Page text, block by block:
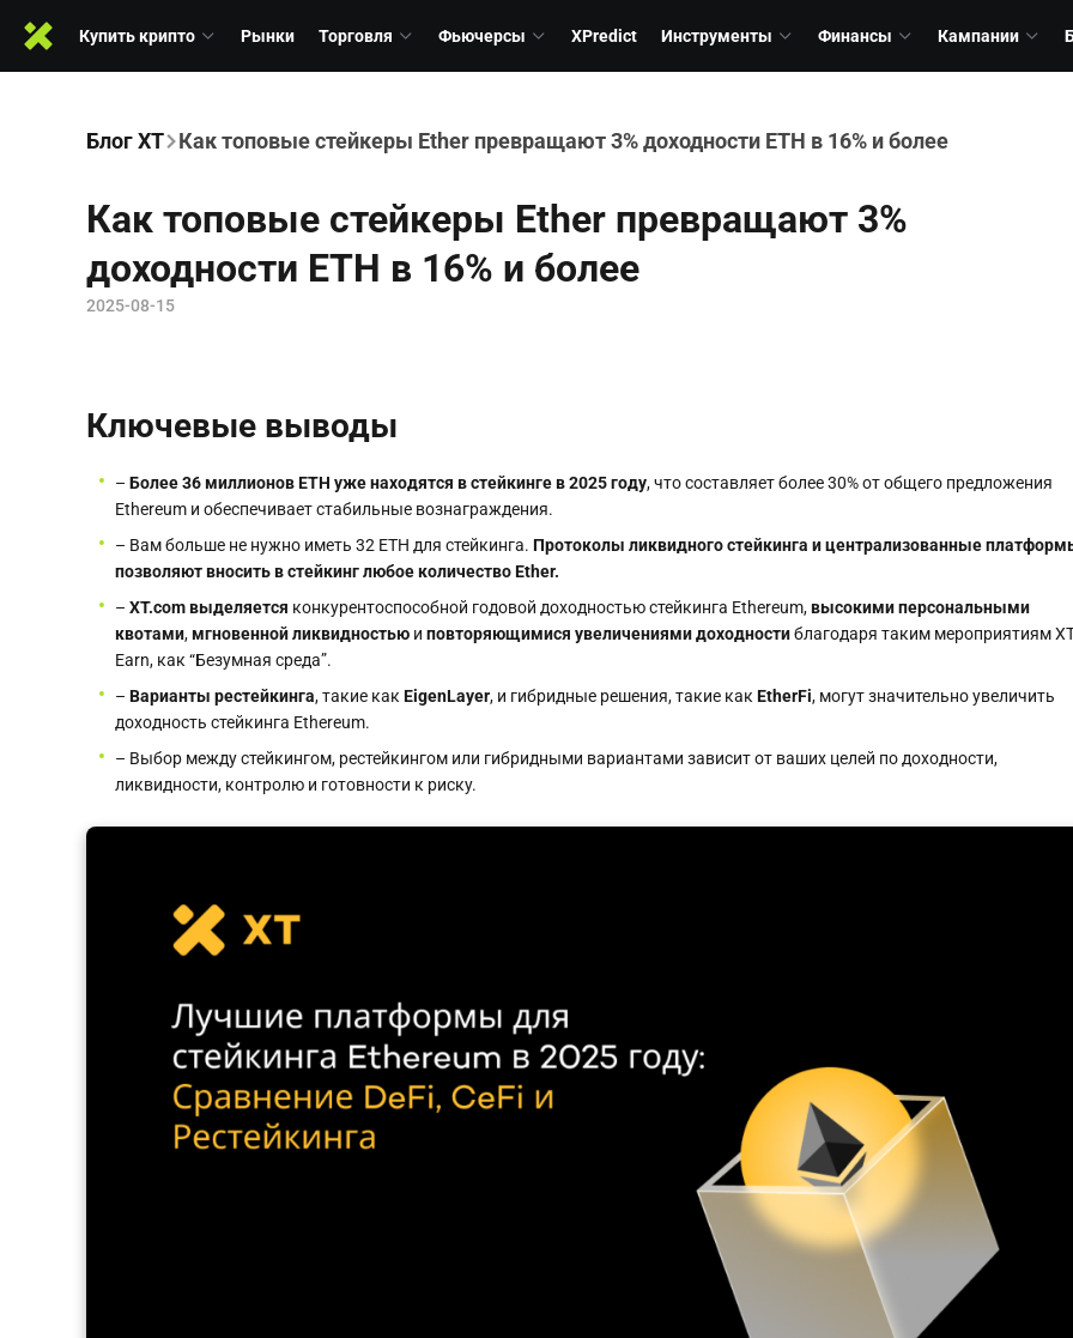
Купить крипто Рынки Торговля Фьючерсы XPredict Инструменты Финансы Кампании
Блог XT Как топовые стейкеры Ether превращают 3% доходности ETH в 16% и более
Как топовые стейкеры Ether превращают 3%
доходности ETH в 16% и более
2025-08-15
Ключевые выводы
– Более 36 миллионов ETH уже находятся в стейкинге в 2025 году, что составляет более 30% от общего предложения
Ethereum и обеспечивает стабильные вознаграждения.
– Вам больше не нужно иметь 32 ETH для стейкинга. Протоколы ликвидного стейкинга и централизованные
позволяют вносить в стейкинг любое количество Ether.
– XT.comвыделяется конкурентоспособной годовой доходностью стейкинга Ethereum,высокими персональными
квотами,мгновенной ликвидностью и повторяющимися увеличениями доходностиблагодаря таким мероприятиям
Earn, как “Безумная среда”.
– Варианты рестейкинга, такие как EigenLayer, и гибридные решения, такие как EtherFi, могут значительно увеличить
доходность стейкинга Ethereum.
– Выбор между стейкингом, рестейкингом или гибридными вариантами зависит от ваших целей по доходности,
ликвидности, контролю и готовности к риску.